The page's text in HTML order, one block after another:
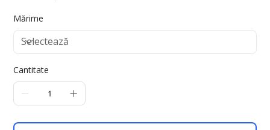
Mărime
Cantitate